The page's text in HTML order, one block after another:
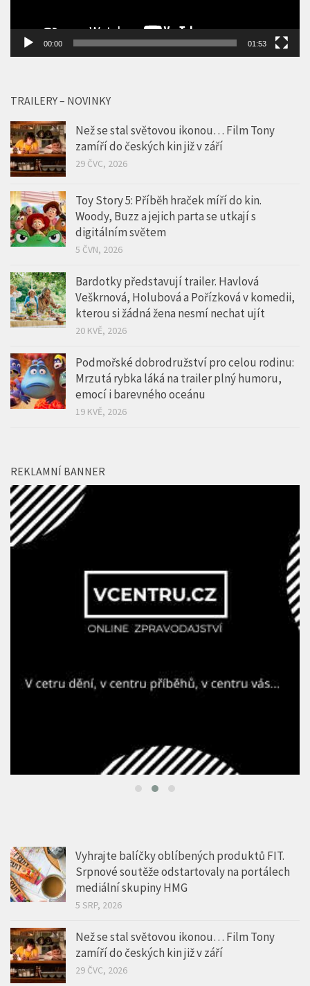
00:00 01:53
TRAILERY – NOVINKY
Než se stal světovou ikonou… Film Tony
zamíří do českých kin již v září
29 ČVC, 2026
Toy Story 5: Příběh hraček míří do kin.
Woody, Buzz a jejich parta se utkají s
digitálním světem
5 ČVN, 2026
Bardotky představují trailer. Havlová
Veškrnová, Holubová a Pořízková v komedii,
kterou si žádná žena nesmí nechat ujít
20 KVĚ, 2026
Podmořské dobrodružství pro celou rodinu:
Mrzutá rybka láká na trailer plný humoru,
emocí i barevného oceánu
19 KVĚ, 2026
REKLAMNÍ BANNER
Vyhrajte balíčky oblíbených produktů FIT.
Než se stal světovou ikonou… Film Tony
zamíří do českých kin již v září
29 ČVC, 2026
Epická Odyssea Christophera Nolana dorazila
do pražského IMAX v jedinečném formátu
70mm